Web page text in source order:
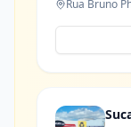
Rua Bruno